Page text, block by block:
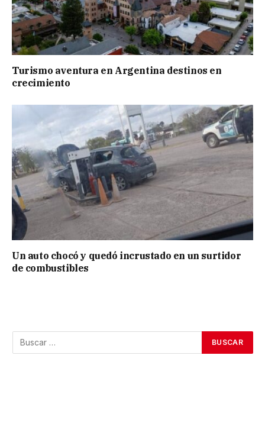
Turismo aventura en Argentina destinos en
crecimiento
Un auto chocó y quedó incrustado en un surtidor
de combustibles